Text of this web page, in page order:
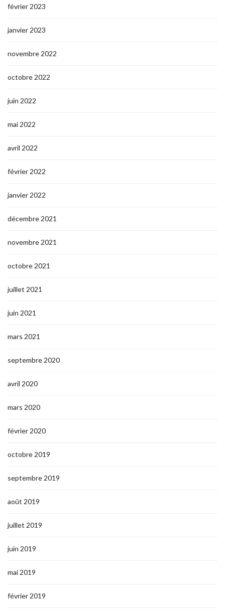
février 2023
janvier 2023
novembre 2022
octobre 2022
juin 2022
mai 2022
avril 2022
février 2022
janvier 2022
décembre 2021
novembre 2021
octobre 2021
juillet 2021
juin 2021
mars 2021
septembre 2020
avril 2020
mars 2020
février 2020
octobre 2019
septembre 2019
août 2019
juillet 2019
juin 2019
mai 2019
février 2019